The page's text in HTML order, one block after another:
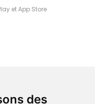
des
et App Store
commande à Amiens
recevez-là rapidement